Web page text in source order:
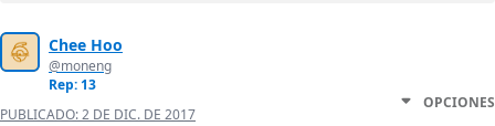
Chee Hoo
@moneng
Rep: 13
PUBLICADO:2 DE DIC. DE 2017
OPCIONES